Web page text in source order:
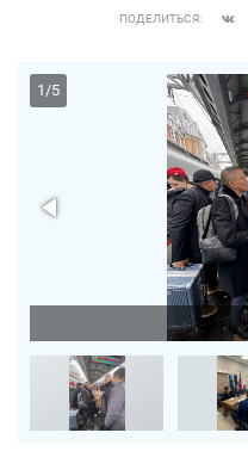
ПОДЕЛИТЬСЯ:
1/5